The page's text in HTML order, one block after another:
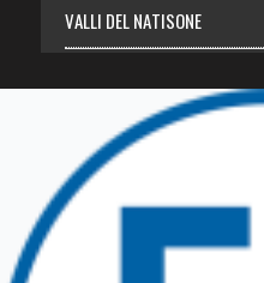
VALLI DEL NATISONE
TRICESIMO
TARCENTO
GEMONA DEL FRIULI